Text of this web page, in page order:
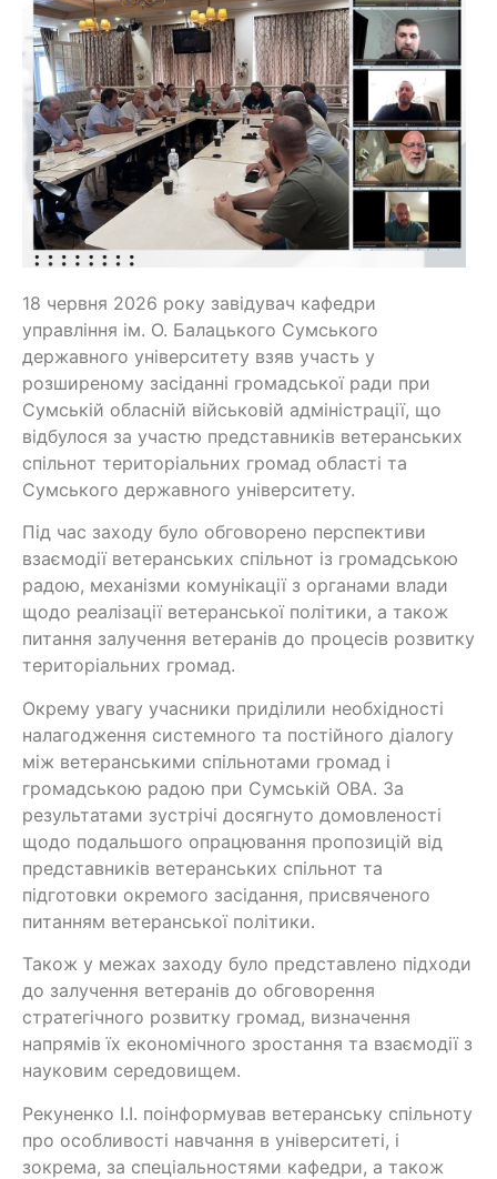
18 червня 2026 року завідувач кафедри
управління ім. О. Балацького Сумського
державного університету взяв участь у
розширеному засіданні громадської ради при
Сумській обласній військовій адміністрації, що
відбулося за участю представників ветеранських
спільнот територіальних громад області та
Сумського державного університету.
Під час заходу було обговорено перспективи
взаємодії ветеранських спільнот із громадською
радою, механізми комунікації з органами влади
щодо реалізації ветеранської політики, а також
питання залучення ветеранів до процесів розвитку
територіальних громад.
Окрему увагу учасники приділили необхідності
налагодження системного та постійного діалогу
між ветеранськими спільнотами громад і
громадською радою при Сумській ОВА. За
результатами зустрічі досягнуто домовленості
щодо подальшого опрацювання пропозицій від
представників ветеранських спільнот та
підготовки окремого засідання, присвяченого
питанням ветеранської політики.
Також у межах заходу було представлено підходи
до залучення ветеранів до обговорення
стратегічного розвитку громад, визначення
напрямів їх економічного зростання та взаємодії з
науковим середовищем.
Рекуненко І.І. поінформував ветеранську спільноту
про особливості навчання в університеті, і
зокрема, за спеціальностями кафедри, а також